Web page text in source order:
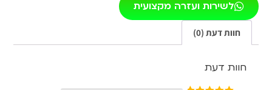
לשירות ועזרה מקצועית
חוות דעת (0)
חוות דעת